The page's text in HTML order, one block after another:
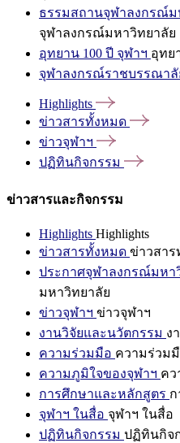
ธรรมสถานจุฬาลงกรณ์ม
จุฬาลงกรณ์มหาวิทยาลัย
อุทยาน 100 ปี จุฬาฯ อุทย
จุฬาลงกรณ์ราชบรรณาลั
Highlights
ข่าวสารทั้งหมด
ข่าวจุฬาฯ
ปฏิทินกิจกรรม
ข่าวสารและกิจกรรม
Highlights Highlights
ข่าวสารทั้งหมด ข่าวสา
ประกาศจุฬาลงกรณ์มหา
มหาวิทยาลัย
ข่าวจุฬาฯ ข่าวจุฬาฯ
งานวิจัยและนวัตกรรม ง
ความร่วมมือ ความร่วม
ความภูมิใจของจุฬาฯ คว
การศึกษาและหลักสูตร
จุฬาฯ ในสื่อ จุฬาฯ ในสื่อ
ปฏิทินกิจกรรม ปฏิทินกิจ